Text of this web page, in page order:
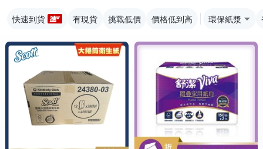
快速到貨 有現貨 挑戰低價 價格低到高 環保紙漿